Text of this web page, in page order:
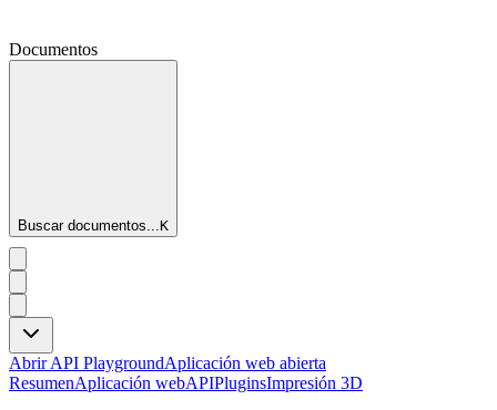
Documentos
Buscar documentos...K
Abrir API PlaygroundAplicación web abierta
ResumenAplicación webAPIPluginsImpresión 3D